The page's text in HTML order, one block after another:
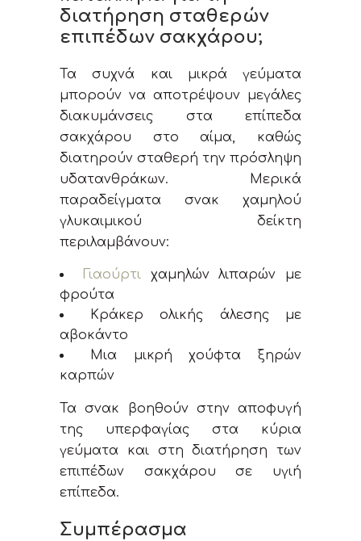
διατήρηση σταθερών
επιπέδων σακχάρου;
Τα συχνά και μικρά γεύματα
μπορούν να αποτρέψουν μεγάλες
διακυμάνσεις στα επίπεδα
σακχάρου στο αίμα, καθώς
διατηρούν σταθερή την πρόσληψη
υδατανθράκων. Μερικά
παραδείγματα σνακ χαμηλού
γλυκαιμικού δείκτη
περιλαμβάνουν:
Γιαούρτιχαμηλών λιπαρών με
φρούτα
Κράκερ ολικής άλεσης με
αβοκάντο
Μια μικρή χούφτα ξηρών
καρπών
Τα σνακ βοηθούν στην αποφυγή
της υπερφαγίας στα κύρια
γεύματα και στη διατήρηση των
επιπέδων σακχάρου σε υγιή
επίπεδα.
Συμπέρασμα